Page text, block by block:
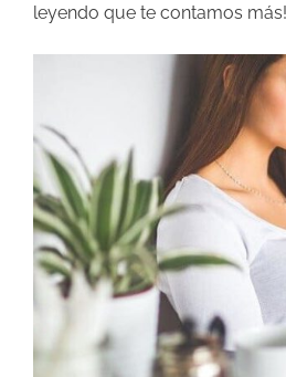
leyendo que te contamos más!